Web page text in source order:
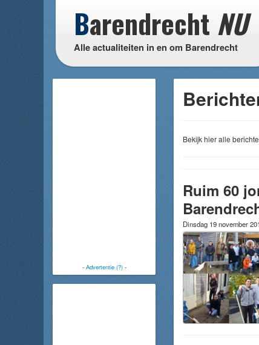
Barendrecht NU
Alle actualiteiten in en om Barendrecht
- Advertentie (?)-
Bekijk hier alle
Ruim 60
Dinsdag 19 november